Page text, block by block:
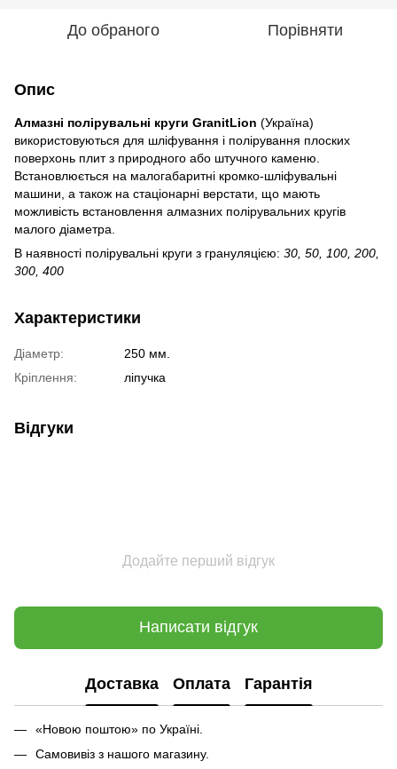
До обраного Порівняти
Опис
Алмазні полірувальні круги GranitLion (Україна)
використовуються для шліфування і полірування плоских
поверхонь плит з природного або штучного каменю.
Встановлюється на малогабаритні кромко-шліфувальні
машини, а також на стаціонарні верстати, що мають
можливість встановлення алмазних полірувальних кругів
малого діаметра.
В наявності полірувальні круги з грануляцією: 30, 50, 100, 200,
300, 400
Характеристики
Діаметр:
250 мм.
Кріплення:
ліпучка
Відгуки
Додайте перший відгук
Написати відгук
Доставка Оплата Гарантія
«Новою поштою» по Україні.
Самовивіз з нашого магазину.